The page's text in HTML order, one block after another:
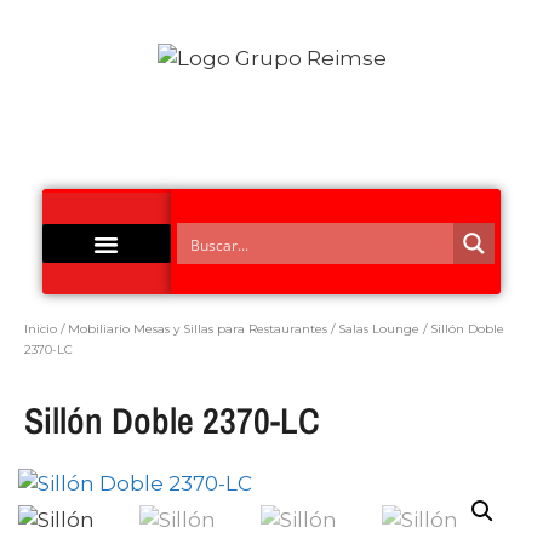
Inicio / Mobiliario Mesas y Sillas para Restaurantes / Salas Lounge / Sillón Doble
2370-LC
Sillón Doble 2370-LC